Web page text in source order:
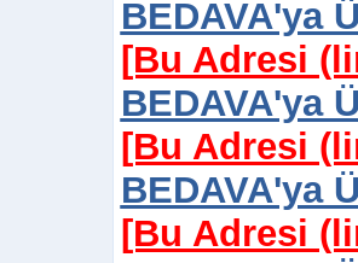
BEDAVA'ya
[Bu Adresi
BEDAVA'ya
[Bu Adresi
BEDAVA'ya
[Bu Adresi